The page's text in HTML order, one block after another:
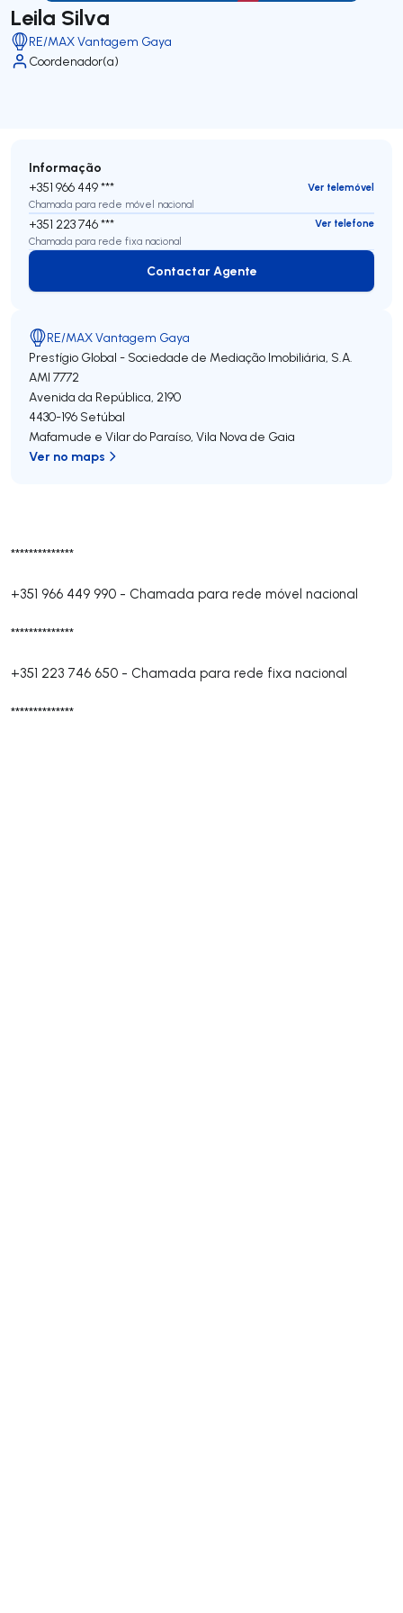
Leila Silva
RE/MAX Vantagem Gaya
Coordenador(a)
**************
+351 966 449 990 - Chamada para rede móvel nacional
**************
+351 223 746 650 - Chamada para rede fixa nacional
**************
Informação
+351 966 449 ***
Ver telemóvel
Chamada para rede móvel nacional
+351 223 746 ***
Ver telefone
Chamada para rede fixa nacional
Contactar Agente
Contactar Agente
RE/MAX Vantagem Gaya
Prestígio Global - Sociedade de Mediação Imobiliária, S.A.
AMI 7772
Avenida da República, 2190
4430-196 Setúbal
Mafamude e Vilar do Paraíso, Vila Nova de Gaia
Ver no maps